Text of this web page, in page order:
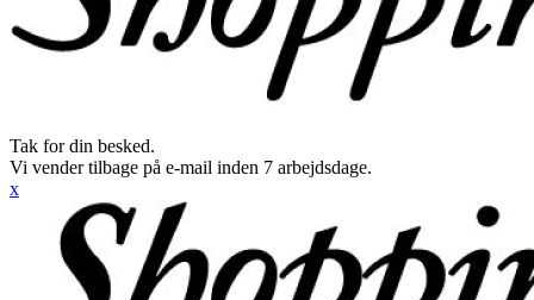
Tak for din besked.
Vi vender tilbage på e-mail inden 7 arbejdsdage.
x